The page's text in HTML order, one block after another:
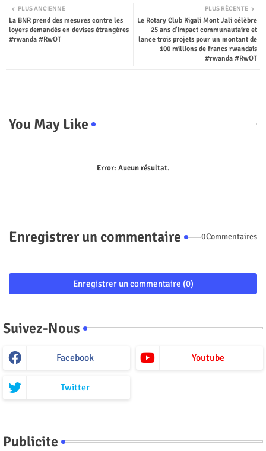
ter tsap
PLUS RÉCENTE
Le Rotary Club Kigali Mont Jali célèbre
25 ans d'impact communautaire et
lance trois projets pour un montant de
100 millions de francs rwandais
#rwanda #RwOT
PLUS ANCIENNE
La BNR prend des mesures contre les
loyers demandés en devises étrangères
#rwanda #RwOT
You May Like
Error: Aucun résultat.
Enregistrer un commentaire 0Commentaires
Enregistrer un commentaire (0)
Suivez-Nous
Facebook Youtube
Twitter
Publicite